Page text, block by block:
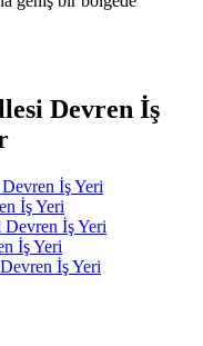
Devren İş
İş Yeri
İş Yeri
Devren İş Yeri
İş Yeri
İş Yeri